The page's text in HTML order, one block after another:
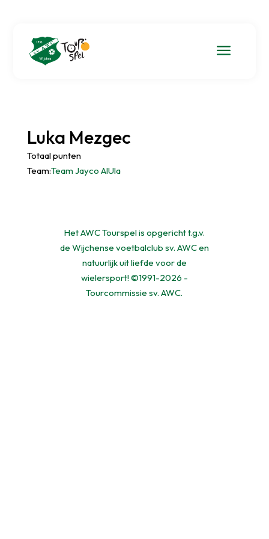
a
Luka Mezgec
Totaal punten
Team:Team Jayco AlUla
Het AWC Tourspel is opgericht t.g.v.
de Wijchense voetbalclub sv. AWC en
natuurlijk uit liefde voor de
wielersport! ©1991-2026 -
Tourcommissie sv. AWC.